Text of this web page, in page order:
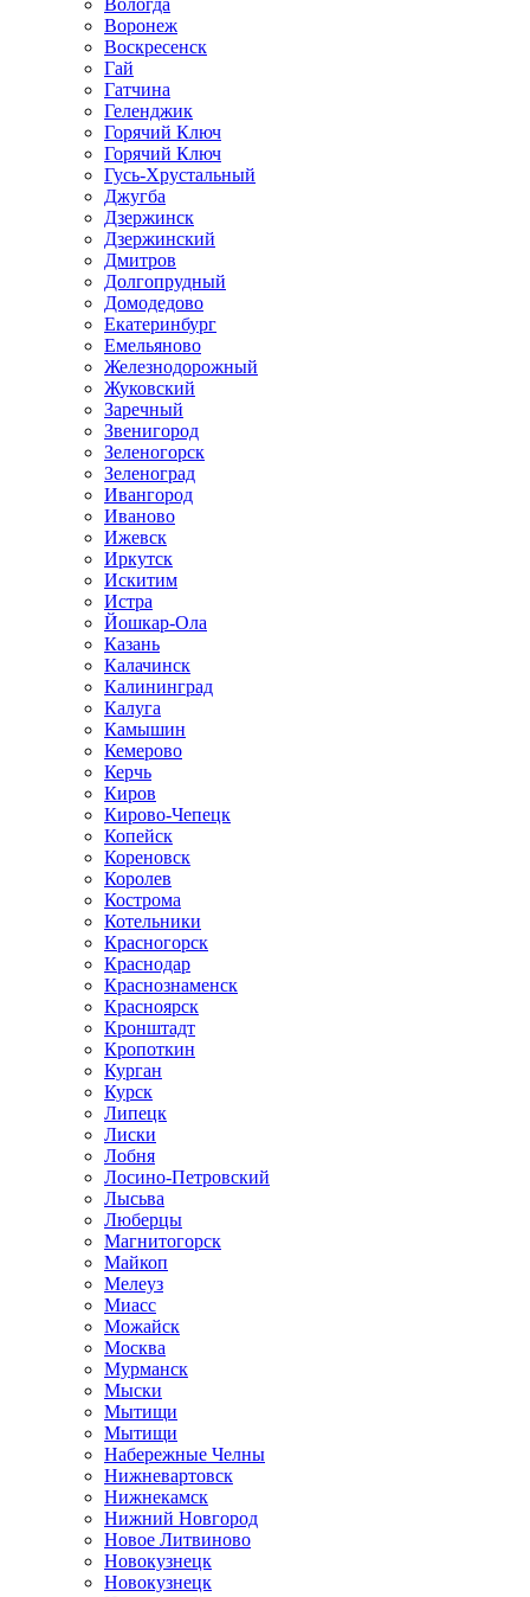
Вологда
Воронеж
Воскресенск
Гай
Гатчина
Геленджик
Горячий Ключ
Горячий Ключ
Гусь-Хрустальный
Джугба
Дзержинск
Дзержинский
Дмитров
Долгопрудный
Домодедово
Екатеринбург
Емельяново
Железнодорожный
Жуковский
Заречный
Звенигород
Зеленогорск
Зеленоград
Ивангород
Иваново
Ижевск
Иркутск
Искитим
Истра
Йошкар-Ола
Казань
Калачинск
Калининград
Калуга
Камышин
Кемерово
Керчь
Киров
Кирово-Чепецк
Копейск
Кореновск
Королев
Кострома
Котельники
Красногорск
Краснодар
Краснознаменск
Красноярск
Кронштадт
Кропоткин
Курган
Курск
Липецк
Лиски
Лобня
Лосино-Петровский
Лысьва
Люберцы
Магнитогорск
Майкоп
Мелеуз
Миасс
Можайск
Москва
Мурманск
Мыски
Мытищи
Мытищи
Набережные Челны
Нижневартовск
Нижнекамск
Нижний Новгород
Новое Литвиново
Новокузнецк
Новокузнецк